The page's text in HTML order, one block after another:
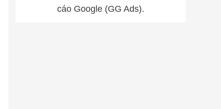
cáo Google (GG Ads).